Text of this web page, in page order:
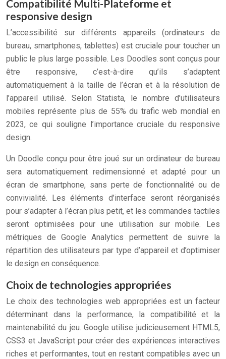
Compatibilité Multi-Plateforme et
responsive design
L’accessibilité sur différents appareils (ordinateurs de
bureau, smartphones, tablettes) est cruciale pour toucher un
public le plus large possible. Les Doodles sont conçus pour
être responsive, c’est-à-dire qu’ils s’adaptent
automatiquement à la taille de l’écran et à la résolution de
l’appareil utilisé. Selon Statista, le nombre d’utilisateurs
mobiles représente plus de 55% du trafic web mondial en
2023, ce qui souligne l’importance cruciale du responsive
design.
Un Doodle conçu pour être joué sur un ordinateur de bureau
sera automatiquement redimensionné et adapté pour un
écran de smartphone, sans perte de fonctionnalité ou de
convivialité. Les éléments d’interface seront réorganisés
pour s’adapter à l’écran plus petit, et les commandes tactiles
seront optimisées pour une utilisation sur mobile. Les
métriques de Google Analytics permettent de suivre la
répartition des utilisateurs par type d’appareil et d’optimiser
le design en conséquence.
Choix de technologies appropriées
Le choix des technologies web appropriées est un facteur
déterminant dans la performance, la compatibilité et la
maintenabilité du jeu. Google utilise judicieusement HTML5,
CSS3 et JavaScript pour créer des expériences interactives
riches et performantes, tout en restant compatibles avec un